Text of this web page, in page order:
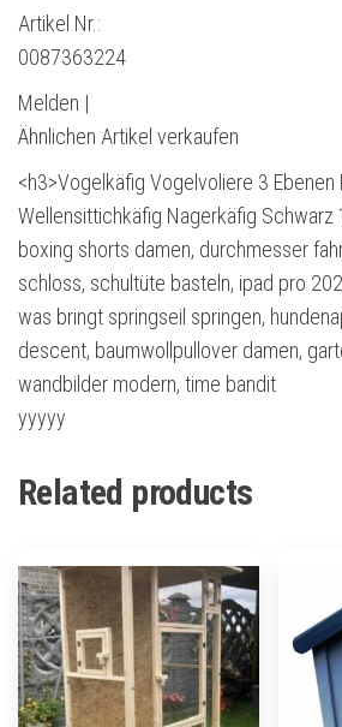
Artikel Nr.:
0087363224
Melden |
Ähnlichen Artikel verkaufen
<h3>Vogelkäfig Vogelvoliere 3 Ebenen
Wellensittichkäfig Nagerkäfig Schwarz
boxing shorts damen, durchmesser
schloss, schultüte basteln, ipad pro
was bringt springseil springen,
descent, baumwollpullover damen,
wandbilder modern, time bandit
yyyyy
Related products